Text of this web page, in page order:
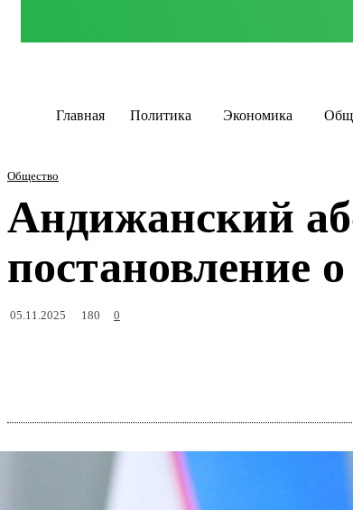
Главная Политика Экономика
Общество
Андижанский
постановление
05.11.2025 180 0